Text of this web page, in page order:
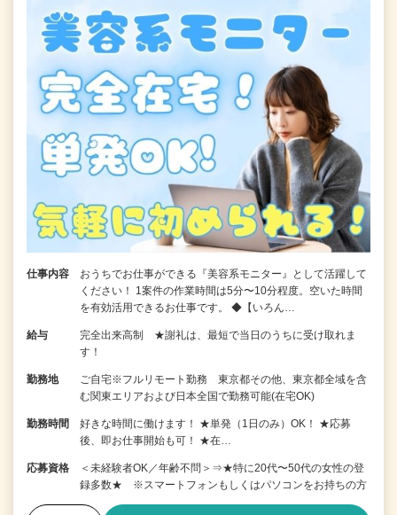
仕事内容
おうちでお仕事ができる『美容系モニター』として活躍して
ください！ 1案件の作業時間は5分〜10分程度。空いた時間
を有効活用できるお仕事です。 ◆【いろん…
給与
完全出来高制 ★謝礼は、最短で当日のうちに受け取れま
す！
勤務地
ご自宅※フルリモート勤務 東京都その他、東京都全域を含
む関東エリアおよび日本全国で勤務可能(在宅OK)
勤務時間
好きな時間に働けます！ ★単発（1日のみ）OK！ ★応募
後、即お仕事開始も可！ ★在…
応募資格
＜未経験者OK／年齢不問＞⇒★特に20代〜50代の女性の登
録多数★ ※スマートフォンもしくはパソコンをお持ちの方